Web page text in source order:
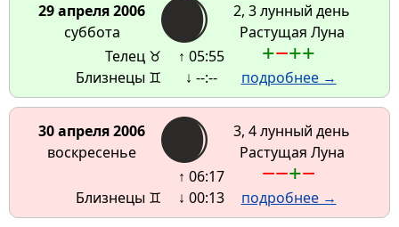
29 апреля 2006
суббота
2, 3 лунный день
Растущая Луна
Телец ♉
Близнецы ♊
↑ 05:55
↓ --:--
+−++
подробнее →
30 апреля 2006
воскресенье
3, 4 лунный день
Растущая Луна
Близнецы ♊
↑ 06:17
↓ 00:13
−−+−
подробнее →